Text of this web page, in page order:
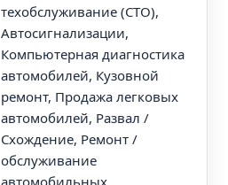
техобслуживание (СТО),
Автосигнализации,
Компьютерная диагностика
автомобилей, Кузовной
ремонт, Продажа легковых
автомобилей, Развал /
Схождение, Ремонт /
обслуживание
автомобильных